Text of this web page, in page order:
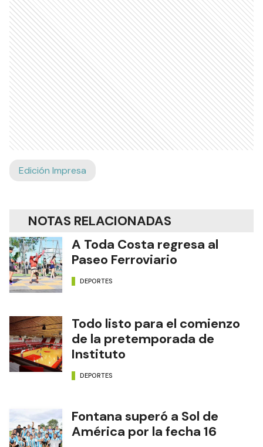
Edición Impresa
NOTAS RELACIONADAS
A Toda Costa regresa al
Paseo Ferroviario
DEPORTES
Todo listo para el comienzo
de la pretemporada de
Instituto
DEPORTES
Fontana superó a Sol de
América por la fecha 16